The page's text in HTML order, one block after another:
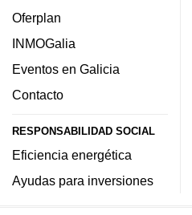
Oferplan
INMOGalia
Eventos en Galicia
Contacto
RESPONSABILIDAD SOCIAL
Eficiencia energética
Ayudas para inversiones